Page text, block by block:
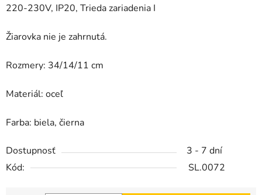
220-230V, IP20, Trieda zariadenia I
Žiarovka nie je zahrnutá.
Rozmery: 34/14/11 cm
Materiál: oceľ
Farba: biela, čierna
Dostupnosť
3 - 7 dní
Kód:
SL.0072